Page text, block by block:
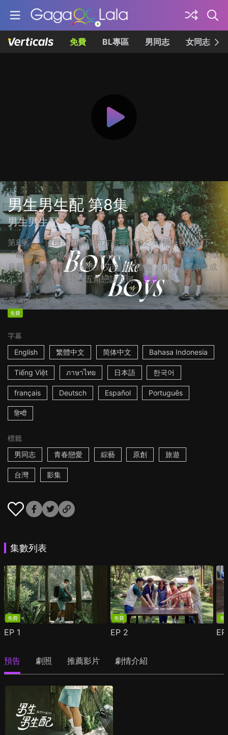
免費 BL專區 男同志 女同志
男生男生配 第8集
男生男生配
第8集：「沒辦法用同樣的方式喜歡他」 每個人可以投下
「離開票」，也有一張「挽留票」，錄音機播出將離開的成
員最後想說的話。NIO收到艾瑞瑞的禮物，同時與冠瑜達成
了某種共識......複雜的五角戀該如何... 更多
46m台灣2023
免費
字幕
English
繁體中文 简体中文 Bahasa Indonesia
Tiếng Việt ภาษาไทย 日本語 한국어
français Deutsch Español Português
हिन्दी
標籤
男同志
青春戀愛 綜藝 原創 旅遊
台灣 影集
集數列表
免費
EP 1
免費
EP 2
免
預告 劇照 推薦影片 劇情介紹